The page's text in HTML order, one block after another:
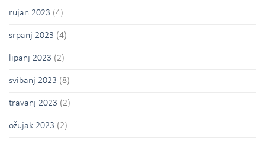
rujan 2023 (4)
srpanj 2023 (4)
lipanj 2023 (2)
svibanj 2023 (8)
travanj 2023 (2)
ožujak 2023 (2)